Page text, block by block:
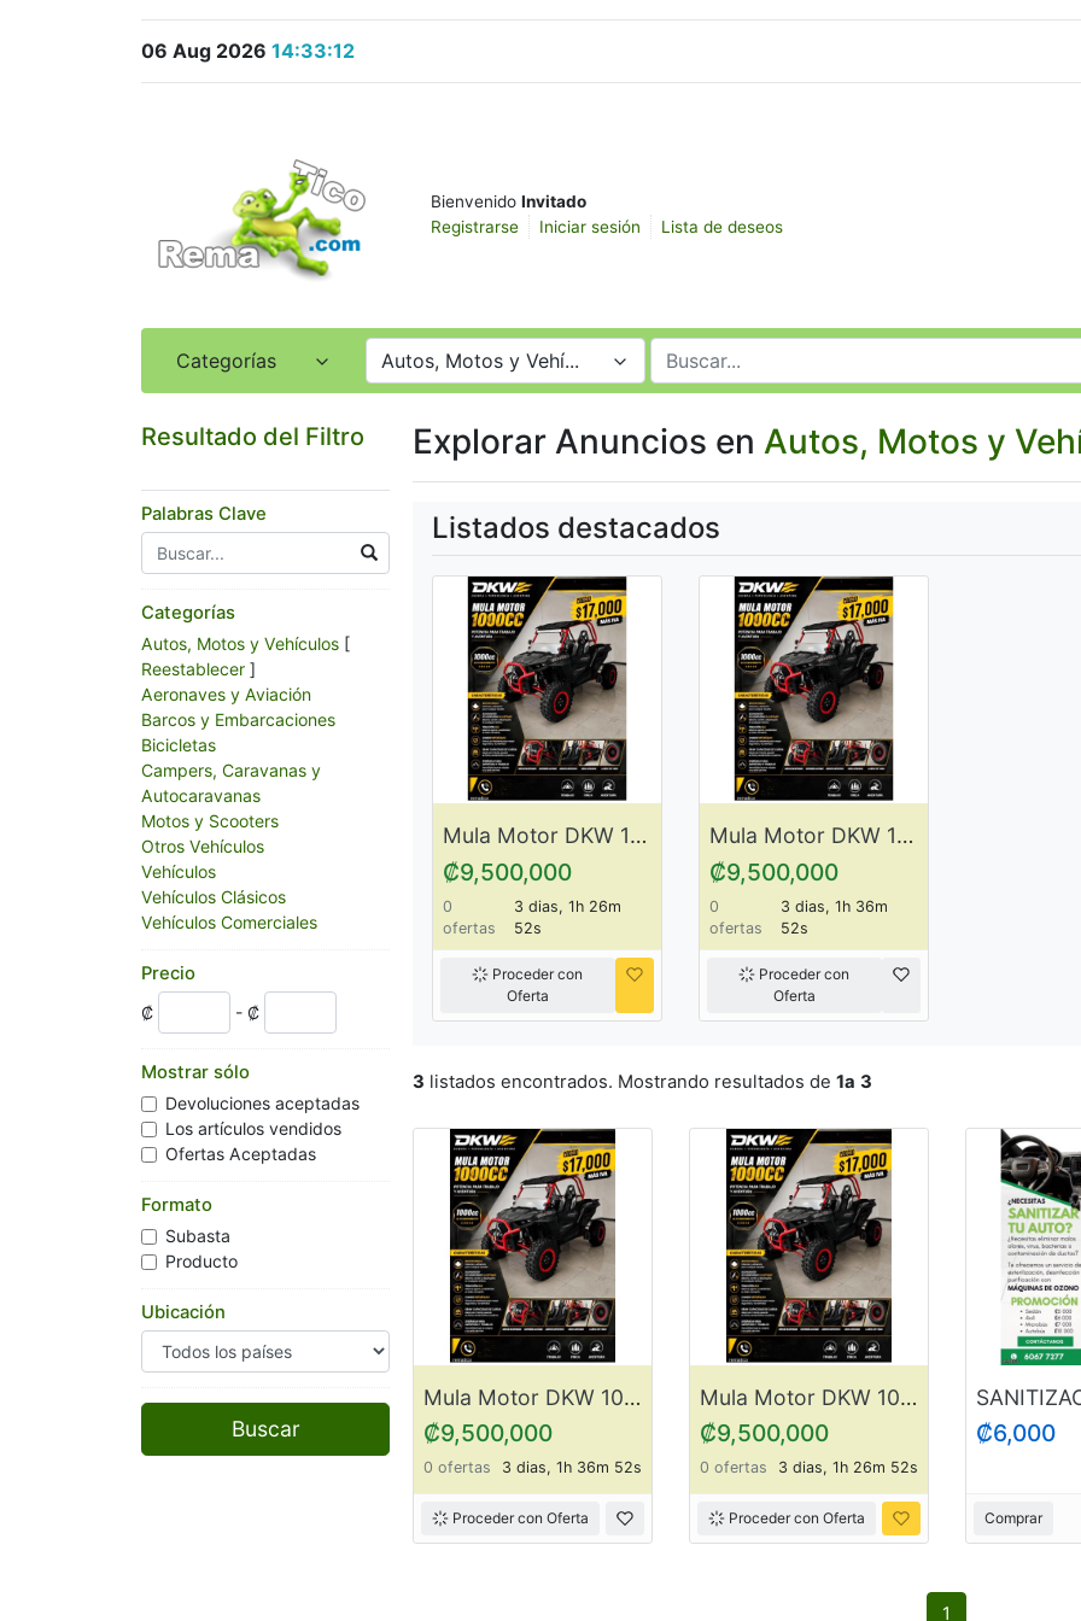
06 Aug 2026 14:33:12
Bienvenido Invitado
Registrarse
Iniciar sesión Lista de deseos
Categorías Autos, Motos y Vehí...
Resultado del Filtro
Palabras Clave
Categorías
Autos, Motos y Vehículos [
Reestablecer ]
Aeronaves y Aviación
Barcos y Embarcaciones
Bicicletas
Campers, Caravanas y
Autocaravanas
Motos y Scooters
Otros Vehículos
Vehículos
Vehículos Clásicos
Vehículos Comerciales
Precio
₡ - ₡
Mostrar sólo
Devoluciones aceptadas
Los artículos vendidos
Ofertas Aceptadas
Formato
Subasta
Producto
Ubicación
Explorar Anuncios en Autos, Motos y
Listados destacados
Mula Motor DKW 1000 CC ItemDK1
₡9,500,000
0
ofertas
3 dias, 1h 26m
52s
Proceder con
Oferta
Mula Motor DKW 1000 CC ItemDK2
₡9,500,000
0
ofertas
3 dias, 1h 36m
52s
Proceder con
Oferta
3 listados encontrados. Mostrando resultados de 1a 3
Mula Motor DKW 1000 CC ItemDK2
₡9,500,000
0 ofertas 3 dias, 1h 36m 52s
Proceder con Oferta
Mula Motor DKW 1000 CC ItemDK1
₡9,500,000
0 ofertas 3 dias, 1h 26m 52s
Proceder con Oferta
₡6,000
Comprar
1